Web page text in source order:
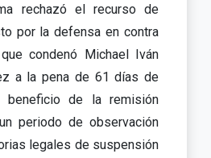
rechazó el recurso de
por la defensa en contra
condenó Michael Iván
a la pena de 61 días de
beneficio de la remisión
periodo de observación
legales de suspensión